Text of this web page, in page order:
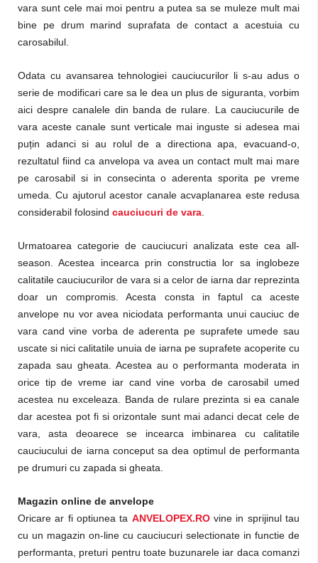
vara sunt cele mai moi pentru a putea sa se muleze mult mai
bine pe drum marind suprafata de contact a acestuia cu
carosabilul.
Odata cu avansarea tehnologiei cauciucurilor li s-au adus o
serie de modificari care sa le dea un plus de siguranta, vorbim
aici despre canalele din banda de rulare. La cauciucurile de
vara aceste canale sunt verticale mai inguste si adesea mai
puțin adanci si au rolul de a directiona apa, evacuand-o,
rezultatul fiind ca anvelopa va avea un contact mult mai mare
pe carosabil si in consecinta o aderenta sporita pe vreme
umeda. Cu ajutorul acestor canale acvaplanarea este redusa
considerabil folosind cauciucuri de vara
Urmatoarea categorie de cauciucuri analizata este cea all-
season. Acestea incearca prin constructia lor sa inglobeze
calitatile cauciucurilor de vara si a celor de iarna dar reprezinta
doar un compromis. Acesta consta in faptul ca aceste
anvelope nu vor avea niciodata performanta unui cauciuc de
vara cand vine vorba de aderenta pe suprafete umede sau
uscate si nici calitatile unuia de iarna pe suprafete acoperite cu
zapada sau gheata. Acestea au o performanta moderata in
orice tip de vreme iar cand vine vorba de carosabil umed
acestea nu exceleaza. Banda de rulare prezinta si ea canale
dar acestea pot fi si orizontale sunt mai adanci decat cele de
vara, asta deoarece se incearca imbinarea cu calitatile
cauciucului de iarna conceput sa dea optimul de performanta
pe drumuri cu zapada si gheata.
Magazin online de anvelope
Oricare ar fi optiunea ta ANVELOPEX.ROvine in sprijinul tau
cu un magazin on-line cu cauciucuri selectionate in functie de
performanta, preturi pentru toate buzunarele iar daca comanzi